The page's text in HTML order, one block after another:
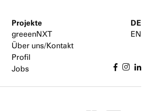
Projekte
greeenNXT
Über uns/Kontakt
Profil
Jobs
DE
EN